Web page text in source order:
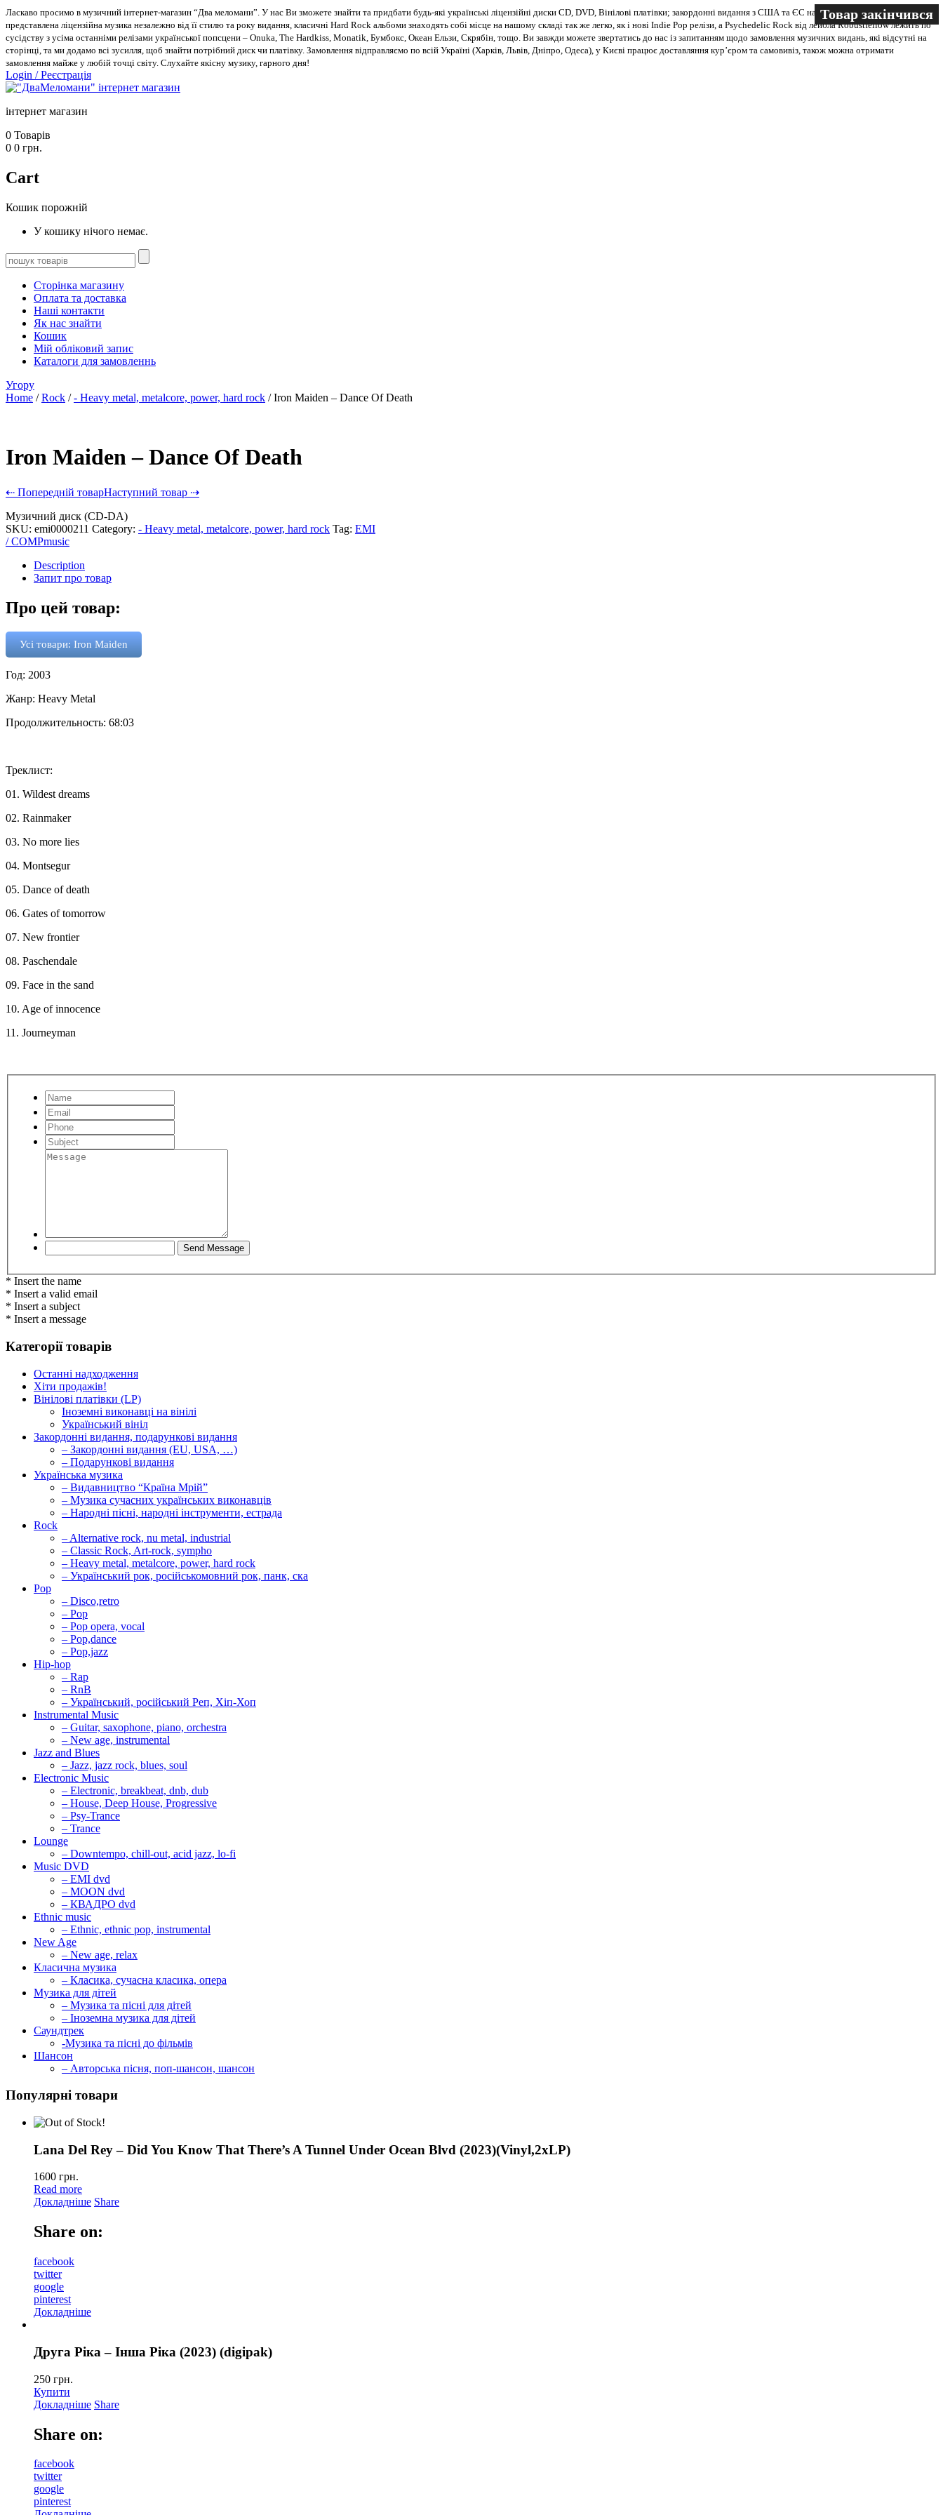
Ласкаво просимо в музичний інтернет-магазин “Два меломани”. У нас Ви зможете знайти та придбати будь-які українські ліцензійні диски CD, DVD, Вінілові платівки; закордонні видання з США та ЄС на всіх носіях. В магазині
представлена ліцензійна музика незалежно від її стилю та року видання, класичні Hard Rock альбоми знаходять собі місце на нашому складі так же легко, як і нові Indie Pop релізи, а Psychedelic Rock від лейбла Robustfellow лежить по
сусідству з усіма останніми релізами української попсцени – Onuka, The Hardkiss, Monatik, Бумбокс, Океан Ельзи, Скрябін, тощо. Ви завжди можете звертатись до нас із запитанням щодо замовлення музичних видань, які відсутні на
сторінці, та ми додамо всі зусилля, щоб знайти потрібний диск чи платівку. Замовлення відправляємо по всій Україні (Харків, Львів, Дніпро, Одеса), у Києві працює доставляння кур’єром та самовивіз, також можна отримати
замовлення майже у любій точці світу. Слухайте якісну музику, гарного дня!
Login /Реєстрація
інтернет магазин
0 Товарів
0 0 грн.
Cart
Кошик порожній
У кошику нічого немає.
Сторінка магазину
Оплата та доставка
Наші контакти
Як нас знайти
Кошик
Мій обліковий запис
Каталоги для замовленнь
Угору
Home /Rock /- Heavy metal, metalcore, power, hard rock / Iron Maiden – Dance Of Death
Товар закінчився
Iron Maiden – Dance Of Death
⇠ Попередній товарНаступний товар ⇢
Музичний диск (CD-DA)
SKU: emi0000211 Category: - Heavy metal, metalcore, power, hard rock Tag: EMI
/ COMPmusic
Description
Запит про товар
Про цей товар:
Усі товари: Iron Maiden
Год: 2003
Жанр: Heavy Metal
Продолжительность: 68:03
Треклист:
01. Wildest dreams
02. Rainmaker
03. No more lies
04. Montsegur
05. Dance of death
06. Gates of tomorrow
07. New frontier
08. Paschendale
09. Face in the sand
10. Age of innocence
11. Journeyman
* Insert the name
* Insert a valid email
* Insert a subject
* Insert a message
Категорії товарів
Останні надходження
Хіти продажів!
Вінілові платівки (LP)
Іноземні виконавці на вінілі
Український вініл
Закордонні видання, подарункові видання
– Закордонні видання (EU, USA, …)
– Подарункові видання
Українська музика
– Видавництво “Країна Мрій”
– Музика сучасних українських виконавців
– Народні пісні, народні інструменти, естрада
Rock
– Alternative rock, nu metal, industrial
– Classic Rock, Art-rock, sympho
– Heavy metal, metalcore, power, hard rock
– Український рок, російськомовний рок, панк, ска
Pop
– Disco,retro
– Pop
– Pop opera, vocal
– Pop,dance
– Pop,jazz
Hip-hop
– Rap
– RnB
– Український, російський Реп, Хіп-Хоп
Instrumental Music
– Guitar, saxophone, piano, orchestra
– New age, instrumental
Jazz and Blues
– Jazz, jazz rock, blues, soul
Electronic Music
– Electronic, breakbeat, dnb, dub
– House, Deep House, Progressive
– Psy-Trance
– Trance
Lounge
– Downtempo, chill-out, acid jazz, lo-fi
Music DVD
– EMI dvd
– MOON dvd
– КВАДРО dvd
Ethnic music
– Ethnic, ethnic pop, instrumental
New Age
– New age, relax
Класична музика
– Класика, сучасна класика, опера
Музика для дітей
– Музика та пісні для дітей
– Іноземна музика для дітей
Саундтрек
-Музика та пісні до фільмів
Шансон
– Авторська пісня, поп-шансон, шансон
Популярні товари
Товар закінчився
Lana Del Rey – Did You Know That There’s A Tunnel Under Ocean Blvd (2023)(Vinyl,2xLP)
1600 грн.
Read more
Докладніше Share
Share on:
facebook
twitter
google
pinterest
Докладніше
Друга Ріка – Інша Ріка (2023) (digipak)
250 грн.
Купити
Докладніше Share
Share on:
facebook
twitter
google
pinterest
Товар закінчився